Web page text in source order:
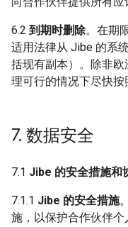
6.2 到期时删除。在期
适用法律从 Jibe 的系
括现有副本）。除非
理可行的情况下尽快按
7. 数据安全
7.1 Jibe 的安全措施和
7.1.1 Jibe 的安全措施
施，以保护合作伙伴个